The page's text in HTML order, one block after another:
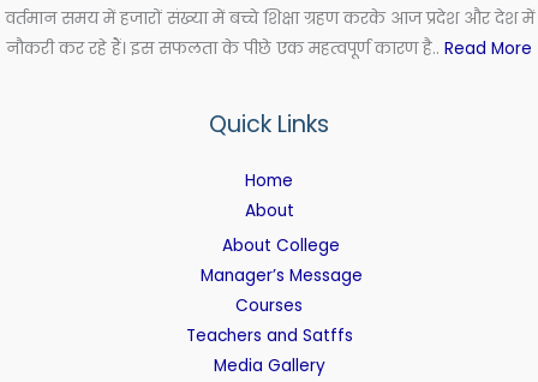
वर्तमान समय में हजारों संख्या में बच्चे शिक्षा ग्रहण करके आज प्रदेश और देश में
नौकरी कर रहे हैं। इस सफलता के पीछे एक महत्वपूर्ण कारण है.. Read More
Quick Links
Home
About
About College
Manager’s Message
Courses
Teachers and Satffs
Media Gallery